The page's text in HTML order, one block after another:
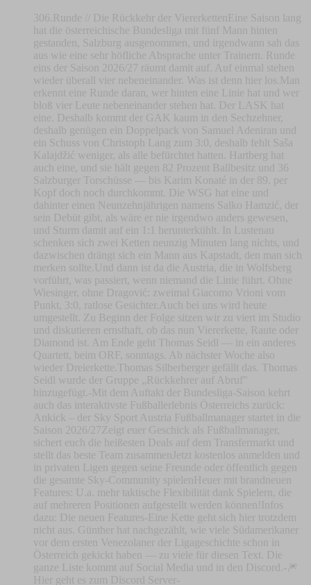
306.Runde // Die Rückkehr der ViererkettenEine Saison lang
hat die österreichische Bundesliga mit fünf Mann hinten
gestanden, Salzburg ausgenommen, und irgendwann sah das
aus wie eine sehr höfliche Absprache unter Trainern. Runde
eins der Saison 2026/27 räumt damit auf. Auf einmal stehen
wieder überall vier nebeneinander. Was ist denn hier los.Man
erkennt eine Runde daran, wer hinten eine Linie hat und wer
bloß vier Leute nebeneinander stehen hat. Der LASK hat
eine. Deshalb kommt der GAK kaum in den Sechzehner,
deshalb genügen ein Doppelpack von Samuel Adeniran und
ein Schuss von Christoph Lang zum 3:0, deshalb fehlt Saša
Kalajdžić weniger, als alle befürchtet hatten. Hartberg hat
auch eine, und sie hält gegen 82 Prozent Ballbesitz und 36
Salzburger Torschüsse — bis Karim Konaté in der 89. per
Kopf doch noch durchkommt. Die WSG hat eine und
dahinter einen Neunzehnjährigen namens Salko Hamzić, der
sein Debüt gibt, als wäre er nie irgendwo anders gewesen,
und Sturm damit auf ein 1:1 herunterkühlt. In Lustenau
schenken sich zwei Ketten neunzig Minuten lang nichts, und
dazwischen drängt sich ein Mann aus Kapstadt, den man sich
merken sollte.Und dann ist da die Austria, die in Wolfsberg
vorführt, was passiert, wenn niemand die Linie führt. Ohne
Wiesinger, ohne Dragović: zweimal Giacomo Vrioni vom
Punkt, 3:0, ratlose Gesichter.Auch bei uns wird heute
umgestellt. Zu Beginn der Folge sitzen wir zu viert im Studio
und diskutieren ernsthaft, ob das nun Viererkette, Raute oder
Diamond ist. Am Ende geht Thomas Seidl — in ein anderes
Quartett, beim ORF, sonntags. Ab nächster Woche also
wieder Dreierkette.Thomas Silberberger gefällt das. Thomas
Seidl wurde der Gruppe „Rückkehrer auf Abruf"
hinzugefügt.-Mit dem Auftakt der Bundesliga-Saison kehrt
auch das interaktivste Fußballerlebnis Österreichs zurück:
Ankick – der Sky Sport Austria Fußballmanager startet in die
Saison 2026/27Zeigt euer Geschick als Fußballmanager,
sichert euch die heißesten Deals auf dem Transfermarkt und
stellt das beste Team zusammenJetzt kostenlos anmelden und
in privaten Ligen gegen seine Freunde oder öffentlich gegen
die gesamte Sky-Community spielenHeuer mit brandneuen
Features: U.a. mehr taktische Flexibilität dank Spielern, die
auf mehreren Positionen aufgestellt werden können!Infos
dazu: Die neuen Features-Eine Kette geht sich hier trotzdem
nicht aus. Günther hat nachgezählt, wie viele Südamerikaner
vor dem ersten Venezolaner der Ligageschichte schon in
Österreich gekickt haben — zu viele für diesen Text. Die
ganze Liste kommt auf Social Media und in den Discord.-⁠⁠⁠⁠⁠⁠⁠⁠🎆
Hier geht es zum Discord Server⁠⁠⁠⁠⁠⁠⁠⁠⁠⁠⁠⁠⁠⁠⁠⁠⁠⁠⁠⁠⁠⁠⁠⁠⁠⁠⁠⁠⁠⁠⁠⁠⁠⁠⁠⁠-